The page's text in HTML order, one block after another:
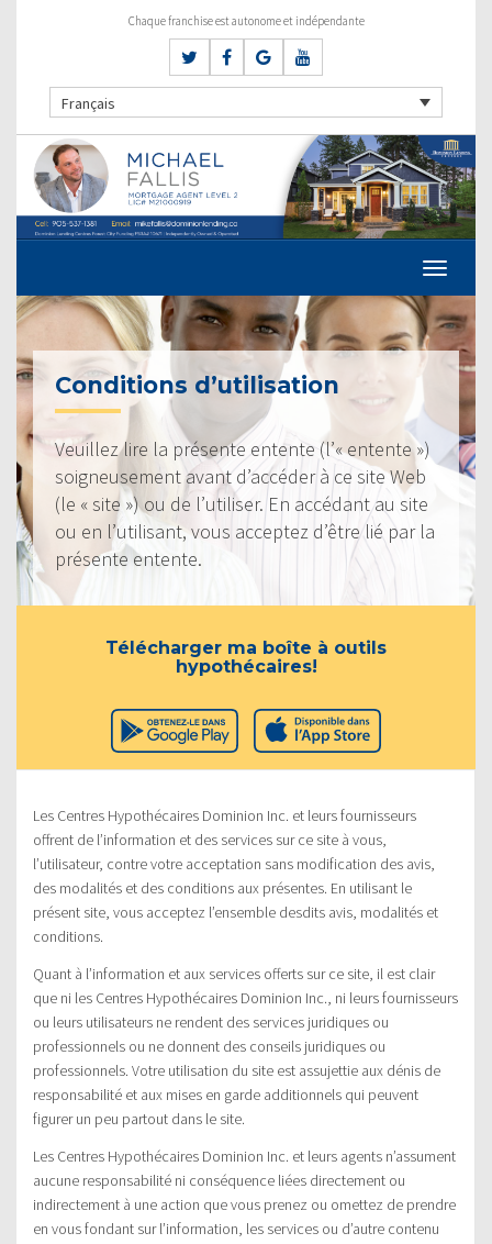
Chaque franchise est autonome et indépendante
Français
Conditions d’utilisation
Veuillez lire la présente entente (l’« entente »)
soigneusement avant d’accéder à ce site Web
(le « site ») ou de l’utiliser. En accédant au site
ou en l’utilisant, vous acceptez d’être lié par la
présente entente.
Télécharger ma boîte à outils
hypothécaires!
Les Centres Hypothécaires Dominion Inc. et leurs fournisseurs
offrent de l’information et des services sur ce site à vous,
l’utilisateur, contre votre acceptation sans modification des avis,
des modalités et des conditions aux présentes. En utilisant le
présent site, vous acceptez l’ensemble desdits avis, modalités et
conditions.
Quant à l’information et aux services offerts sur ce site, il est clair
que ni les Centres Hypothécaires Dominion Inc., ni leurs fournisseurs
ou leurs utilisateurs ne rendent des services juridiques ou
professionnels ou ne donnent des conseils juridiques ou
professionnels. Votre utilisation du site est assujettie aux dénis de
responsabilité et aux mises en garde additionnels qui peuvent
figurer un peu partout dans le site.
Les Centres Hypothécaires Dominion Inc. et leurs agents n’assument
aucune responsabilité ni conséquence liées directement ou
indirectement à une action que vous prenez ou omettez de prendre
en vous fondant sur l’information, les services ou d’autre contenu